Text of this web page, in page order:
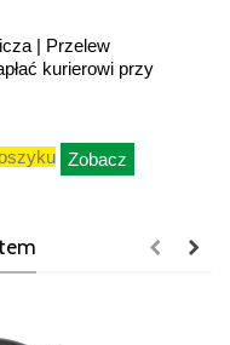
| Przelew
kurierowi przy
Zobacz